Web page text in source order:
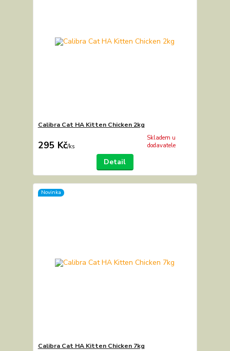
Calibra Cat HA Kitten Chicken 2kg
295 Kč/ks
Skladem u
dodavatele
Detail
Novinka
Calibra Cat HA Kitten Chicken 7kg